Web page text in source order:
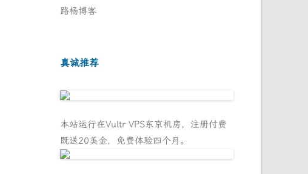
路杨博客
真诚推荐
本站运行在Vultr VPS东京机房，注册付费
既送20美金，免费体验四个月。